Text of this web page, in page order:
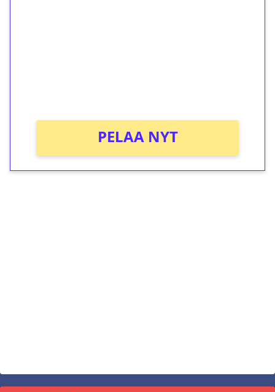
PELAA NYT